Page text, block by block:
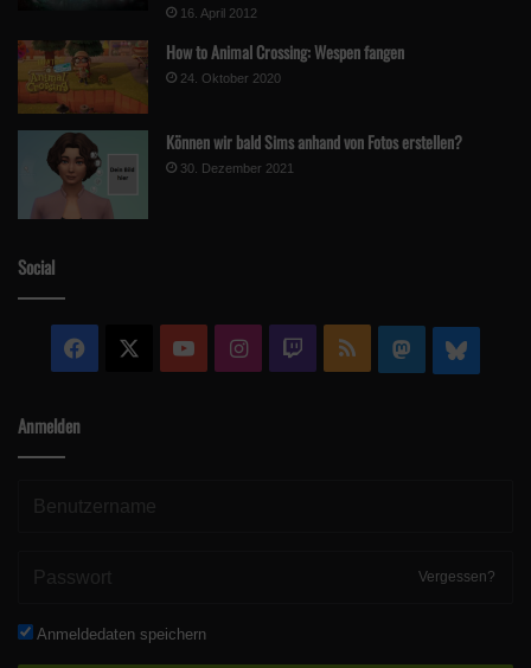
16. April 2012
How to Animal Crossing: Wespen fangen
24. Oktober 2020
Können wir bald Sims anhand von Fotos erstellen?
30. Dezember 2021
Social
Facebook YouTubeInstagram
Twitch RSS Mastodon
Anmelden
Vergessen?
Anmeldedaten speichern